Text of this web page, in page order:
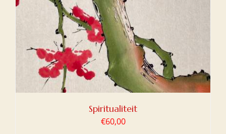
Spiritualiteit
€60,00